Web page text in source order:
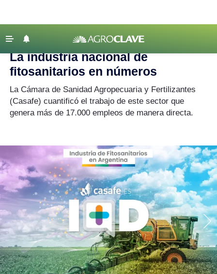
Agricultura
Lechería
Tecnología
Regionales
Clima
Agronegocios
Mercados
Seguinos
‹ VOLVER
Agroclave fertilizantes
La industria nacional de
fitosanitarios en números
La Cámara de Sanidad Agropecuaria y Fertilizantes
(Casafe) cuantificó el trabajo de este sector que
genera más de 17.000 empleos de manera directa.